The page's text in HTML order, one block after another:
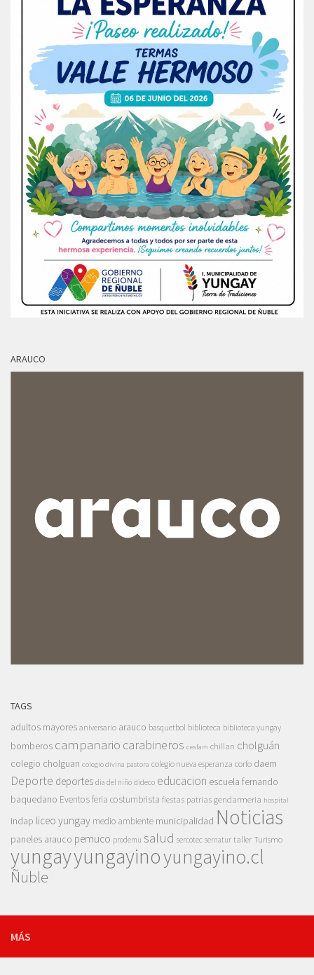
ARAUCO
TAGS
adultos mayores aniversario arauco basquetbol biblioteca biblioteca yungay
bomberos campanario carabineros cesfam chillan cholguán
colegio cholguan colegio divina pastora colegio nueva esperanza corfo daem
Deporte deportes dia del niño dideco educacion escuela fernando
baquedano Eventosferia costumbrista fiestas patrias gendarmeria hospital
indap liceo yungay medio ambiente municipalidad Noticias
paneles arauco pemuco prodemu salud sercotec sernatur taller Turismo
yungayyungayinoyungayino.cl
Ñuble
MÁS